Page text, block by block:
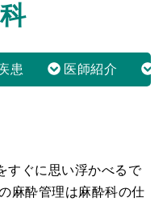
患 医師紹介
すぐに思い浮かべるで
麻酔管理は麻酔科の仕